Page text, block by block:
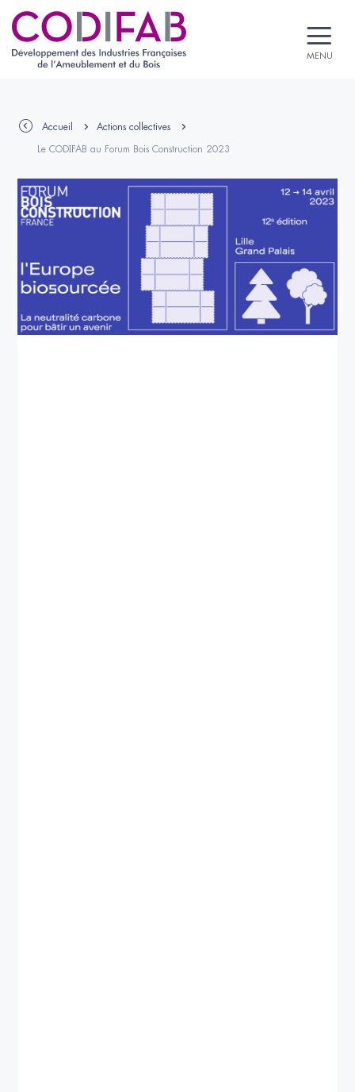
MENU
Accueil Actions collectives
Le CODIFAB au Forum Bois Construction 2023